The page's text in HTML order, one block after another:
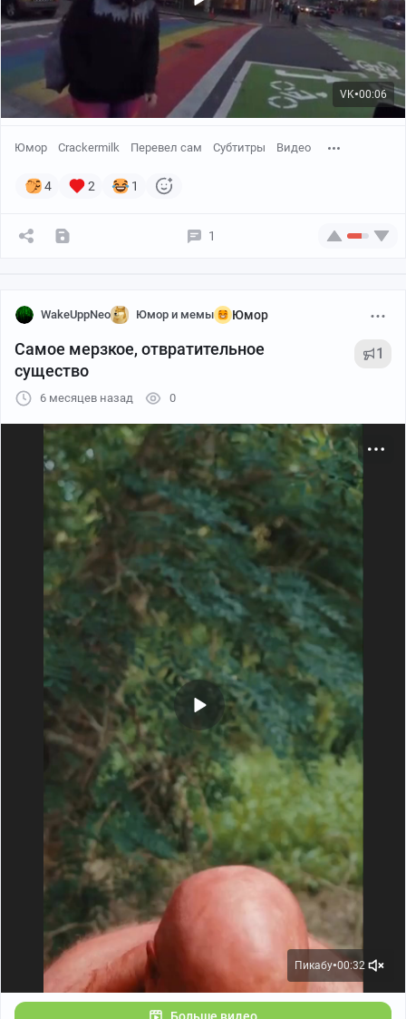
VK●00:06
Юмор Crackermilk Перевел сам Субтитры Видео
4 2 1
1
WakeUppNeo Юмор и мемы Юмор
Самое мерзкое, отвратительное
существо
1
6 месяцев назад 0
Пикабу●00:32